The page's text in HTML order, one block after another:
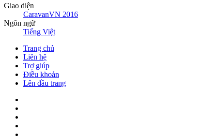
Giao diện
CaravanVN 2016
Ngôn ngữ
Tiếng Việt
Trang chủ
Liên hệ
Trợ giúp
Điều khoản
Lên đầu trang